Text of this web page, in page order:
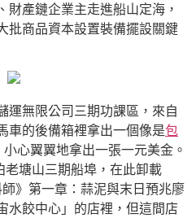
財產鏈企業主走進船山定海，
批商品資本設置裝備擺設關鍵
運無限公司三期功課區，來自
車的後備箱裡拿出一個像是包
心翼翼地拿出一張一元美金。
老塘山三期船埠，在此卸載
》第一章：蒜泥與末日預兆廖
水餃中心」的店裡，但這間店